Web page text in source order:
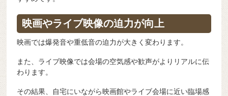
映画やライブ映像の迫力が向上
映画では爆発音や重低音の迫力が大きく変わります。
また、ライブ映像では会場の空気感や歓声がよりリアルに伝
わります。
その結果、自宅にいながら映画館やライブ会場に近い臨場感